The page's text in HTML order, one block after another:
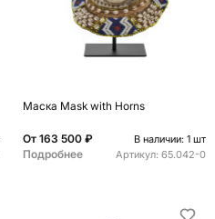
Маска Mask with Horns
От 163 500 ₽ В наличии: 1 шт
Подробнее Артикул: 65.042-0